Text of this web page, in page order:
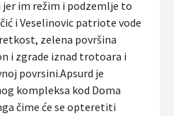
im režim i podzemlje to
i Veselinovic patriote vode
zelena površina
i zgrade iznad trotoara i
povrsini.Apsurd je
kompleksa kod Doma
čime će se opteretiti